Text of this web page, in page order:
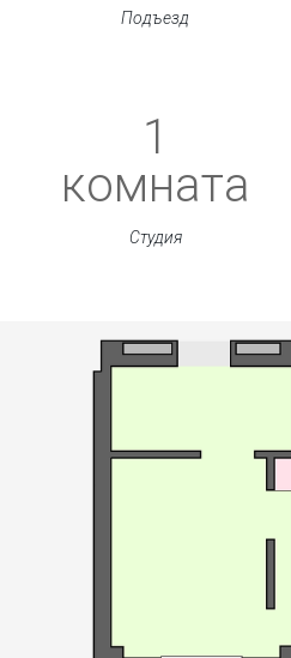
Подъезд
1
комната
Студия